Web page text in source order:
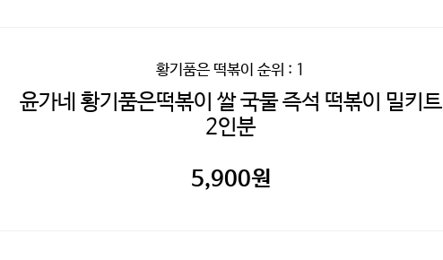
황기품은 떡볶이 순위 : 1
윤가네 황기품은떡볶이 쌀 국물 즉석 떡볶이 밀키트
2인분
5,900원